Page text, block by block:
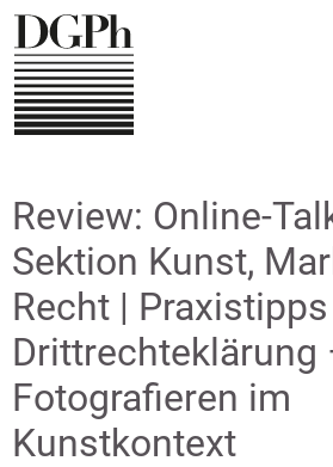
Direkt
zum
Inhalt
Review: Online-
Sektion Kunst,
Recht |
Drittrechteklärung
Fotografieren im
Kunstkontext